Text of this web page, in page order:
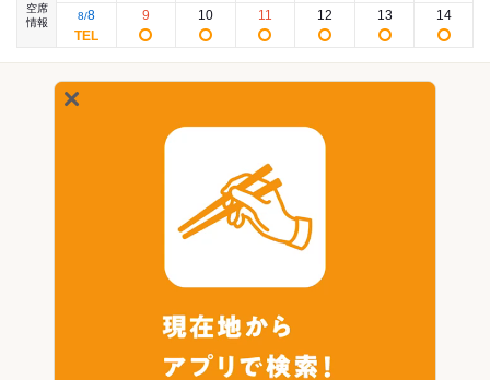
空席
情報
8/8 9 10 11 12 13 14